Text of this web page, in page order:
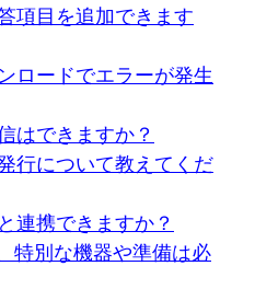
項目を追加できます
ロードでエラーが発生
はできますか？
行について教えてくだ
連携できますか？
特別な機器や準備は必